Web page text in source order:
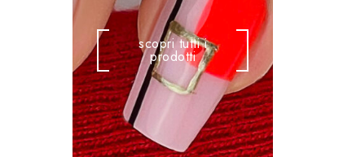
scopri tutti i
prodotti